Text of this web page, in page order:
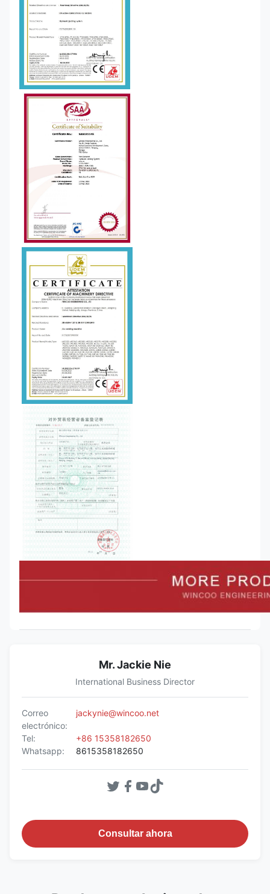
Mr. Jackie Nie
International Business Director
Correo
electrónico:
jackynie@wincoo.net
Tel:
+86 15358182650
Whatsapp:
8615358182650
Consultar ahora